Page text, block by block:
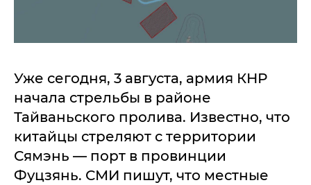
Уже сегодня, 3 августа, армия КНР
начала стрельбы в районе
Тайваньского пролива. Известно, что
китайцы стреляют с территории
Сямэнь — порт в провинции
Фуцзянь. СМИ пишут, что местные